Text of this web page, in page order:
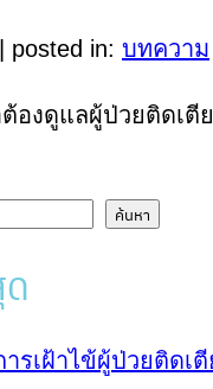
posted in: บทความ
ต้องดูแลผู้ป่วยติดเตี
ค้นหา
รเฝ้าไข้ผู้ป่วยติดเ